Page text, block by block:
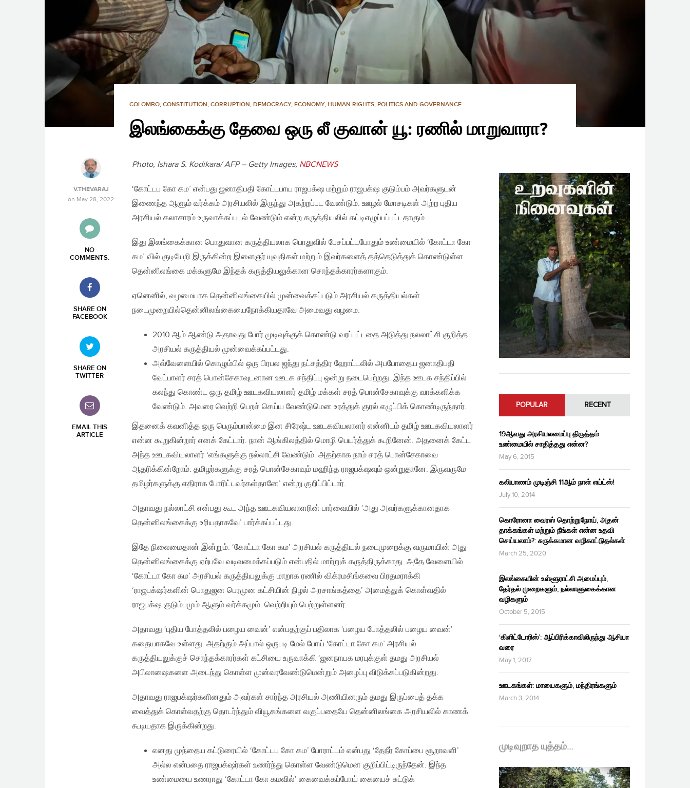
COLOMBO, CONSTITUTION, CORRUPTION, DEMOCRACY, ECONOMY, HUMAN RIGHTS, POLITICS AND GOVERNANCE
இலங்கைக்கு தேவை ஒரு லீ குவான் யூ: ரணில் மாறுவாரா?
V.THEVARAJ
on May 28, 2022
NO
COMMENTS.
SHARE ON
FACEBOOK
SHARE ON
TWITTER
EMAIL THIS
ARTICLE
Photo, Ishara S. Kodikara/ AFP – Getty Images, NBCNEWS
‘கோட்டப கோ கம’ என்பது ஜனாதிபதி கோட்டபாய ராஜபக்‌ஷ மற்றும் ராஜபக்‌ஷ குடும்பம் அவர்களுடன்
இணைந்த ஆளும் வர்க்கம் அரசியலில் இருந்து அகற்றப்பட வேண்டும். ஊழல் மோசடிகள் அற்ற புதிய
அரசியல் கலாசாரம் உருவாக்கப்படல் வேண்டும் என்ற கருத்தியலில் கட்டிஎழுப்பப்பட்டதாகும்.
இது இலங்கைக்கான பொதுவான கருத்தியலாக பொதுவில் பேசப்பட்டபோதும் உண்மையில் ‘கோட்டா கோ
கம’ வில் குடியேறி இருக்கின்ற இளைஞர் யுவதிகள் மற்றும் இவர்களைத் தத்தெடுத்துக் கொண்டுள்ள
தென்னிலங்கை மக்களுமே இந்தக் கருத்தியலுக்கான சொந்தக்காரர்களாகும்.
ஏனெனில், வழமையாக தென்னிலங்கையில் முன்வைக்கப்படும் அரசியல் கருத்தியல்கள்
நடைமுறையில்தென்னிலங்கையைநோக்கியதாவே அமைவது வழமை.
2010 ஆம் ஆண்டு அதாவது போர் முடிவுக்குக் கொண்டு வரப்பட்டதை அடுத்து நலலாட்சி குறித்த
அரசியல் கருத்தியல் முன்வைக்கப்பட்டது.
அவ்வேளையில் கொழும்பில் ஒரு பிரபல ஜந்து நட்சத்திர ஹோட்டலில் அபபோதைய ஜனாதிபதி
வேட்பாளர் சரத் பொன்சேகாவுடனான ஊடக சந்திப்பு ஒன்று நடைபெற்றது. இந்த ஊடக சந்திப்பில்
கலந்து கொண்ட ஒரு தமிழ் ஊடகவியலாளர் தமிழ் மக்கள் சரத் பொன்சேகாவுக்கு வாக்களிக்க
வேண்டும். அவரை வெற்றி பெறச் செய்ய வேண்டுமென உரத்துக் குரல் எழுப்பிக் கொண்டிருந்தார்.
இதனைக் கவனித்த ஒரு பெரும்பான்மை இன சிரேஷ்ட ஊடகவியலாளர் என்னிடம் தமிழ் ஊடகவியலாளர்
என்ன கூறுகின்றார் எனக் கேட்டார். நான் ஆங்கிலத்தில் மொழி பெயர்த்துக் கூறினேன். அதனைக் கேட்ட
அந்த ஊடகவியலாளர் ‘எங்களுக்கு நல்லாட்சி வேண்டும். அதற்காக நாம் சரத் பொன்சேகாவை
ஆதரிக்கின்றோம். தமிழர்களுக்கு சரத் பொன்சேகாவும் மஹிந்த ராஜபக்‌ஷவும் ஒன்றுதானே. இருவருமே
தமிழர்களுக்கு எதிராக போரிட்டவர்கள்தானே’ என்று குறிப்பிட்டார்.
அதாவது நல்லாட்சி என்பது கூட அந்த ஊடகவியலாளரின் பார்வையில் ‘அது அவர்களுக்கானதாக –
தென்னிலங்கைக்கு உரியதாகவே’ பார்க்கப்பட்டது.
இதே நிலைமைதான் இன்றும். ‘கோட்டா கோ கம’ அரசியல் கருத்தியல் நடைமுறைக்கு வருமாயின் அது
தென்னிலங்கைக்கு ஏற்பவே வடிவமைக்கப்படும் என்பதில் மாற்றுக் கருத்திருக்காது. அதே வேளையில்
‘கோட்டா கோ கம’ அரசியல் கருத்தியலுக்கு மாறாக ரணில் விக்ரமசிங்கவை பிரதமராக்கி
‘ராஜபக்‌ஷர்களின் பொதுஜன பெரமுன கட்சியின் நிழல் அரசாங்கத்தை’ அமைத்துக் கொள்வதில்
ராஜபக்‌ஷ குடும்பமும் ஆளும் வர்க்கமும் வெற்றியும் பெற்றுள்ளனர்.
அதாவது ‘புதிய போத்தலில் பழைய வைன்’ என்பதற்குப் பதிலாக ‘பழைய போத்தலில் பழைய வைன்’
கதையாகவே உள்ளது. அதற்கும் அப்பால் ஒருபடி மேல் போய் ‘கோட்டா கோ கம’ அரசியல்
கருத்தியலுக்குச் சொந்தக்காரர்கள் கட்சியை உருவாக்கி ‘ஜனநாயக மரபுக்குள் தமது அரசியல்
அபிலாஷைகளை அடைந்து கொள்ள முன்வரவேண்டுமென்றும் அழைப்பு விடுக்கப்படுகின்றது.
அதாவது ராஜபக்‌ஷர்களினதும் அவர்கள் சார்ந்த அரசியல் அணியினரும் தமது இருப்பைத் தக்க
வைத்துக் கொள்வதற்கு தொடர்ந்தும் வியூகங்களை வகுப்பதையே தென்னிலங்கை அரசியலில் காணக்
கூடியதாக இருக்கின்றது.
எனது முந்தைய கட்டுரையில் ‘கோட்டப கோ கம’ போராட்டம் என்பது ‘தேநீர் கோப்பை சூறாவளி’
அல்ல என்பதை ராஜபக்‌ஷர்கள் உணர்ந்து கொள்ள வேண்டுமென குறிப்பிட்டிருந்தேன். இந்த
உண்மையை உணராது ‘கோட்டா கோ கமவில்’ கைவைக்கப்போய் கையைச் சுட்டுக்
POPULAR RECENT
19ஆவது அரசியலமைப்பு திருத்தம்
உண்மையில் சாதித்தது என்ன?
May 6, 2015
கலியாணம் முடிஞ்சி 11ஆம் நாள் எய்ட்ஸ்!
July 10, 2014
கொரோனா வைரஸ் தொற்றுநோய், அதன்
தாக்கங்கள் மற்றும் நீங்கள் என்ன உதவி
செய்யலாம்?: சுருக்கமான வழிகாட்டுதல்கள்
March 25, 2020
இலங்கையின் உள்ளூராட்சி அமைப்பும்,
தேர்தல் முறைகளும், நல்லாளுகைக்கான
வழிகளும்
October 5, 2015
‘கிளிட்டோரிஸ்’: ஆப்பிரிக்காவிலிருந்து ஆசியா
வரை
May 1, 2017
ஊடகங்கள்: மாயைகளும், மந்திரங்களும்
March 3, 2014
முடிவுறாத யுத்தம்…